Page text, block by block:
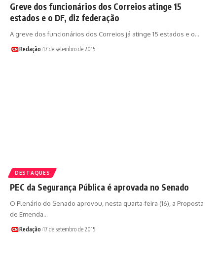
Greve dos funcionários dos Correios atinge 15
estados e o DF, diz federação
A greve dos funcionários dos Correios já atinge 15 estados e o…
Redação 17 de setembro de 2015
DESTAQUES
PEC da Segurança Pública é aprovada no Senado
O Plenário do Senado aprovou, nesta quarta-feira (16), a Proposta
de Emenda…
Redação 17 de setembro de 2015